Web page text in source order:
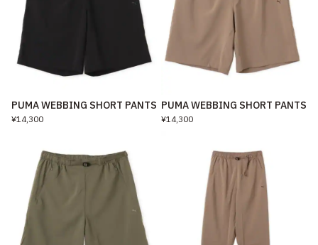
PUMA WEBBING SHORT PANTS
¥14,300
PUMA WEBBING SHORT PANTS
¥14,300